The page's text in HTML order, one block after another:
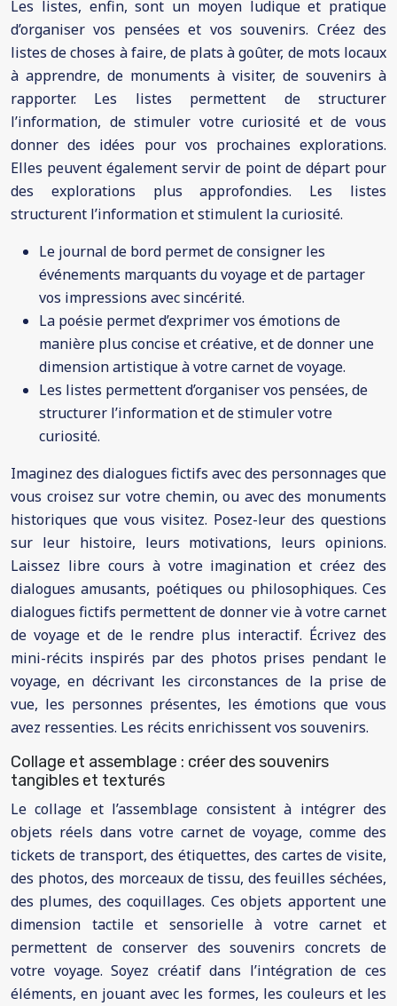
Les listes, enfin, sont un moyen ludique et pratique
d’organiser vos pensées et vos souvenirs. Créez des
listes de choses à faire, de plats à goûter, de mots locaux
à apprendre, de monuments à visiter, de souvenirs à
rapporter. Les listes permettent de structurer
l’information, de stimuler votre curiosité et de vous
donner des idées pour vos prochaines explorations.
Elles peuvent également servir de point de départ pour
des explorations plus approfondies. Les listes
structurent l’information et stimulent la curiosité.
Le journal de bord permet de consigner les
événements marquants du voyage et de partager
vos impressions avec sincérité.
La poésie permet d’exprimer vos émotions de
manière plus concise et créative, et de donner une
dimension artistique à votre carnet de voyage.
Les listes permettent d’organiser vos pensées, de
structurer l’information et de stimuler votre
curiosité.
Imaginez des dialogues fictifs avec des personnages que
vous croisez sur votre chemin, ou avec des monuments
historiques que vous visitez. Posez-leur des questions
sur leur histoire, leurs motivations, leurs opinions.
Laissez libre cours à votre imagination et créez des
dialogues amusants, poétiques ou philosophiques. Ces
dialogues fictifs permettent de donner vie à votre carnet
de voyage et de le rendre plus interactif. Écrivez des
mini-récits inspirés par des photos prises pendant le
voyage, en décrivant les circonstances de la prise de
vue, les personnes présentes, les émotions que vous
avez ressenties. Les récits enrichissent vos souvenirs.
Collage et assemblage : créer des souvenirs
tangibles et texturés
Le collage et l’assemblage consistent à intégrer des
objets réels dans votre carnet de voyage, comme des
tickets de transport, des étiquettes, des cartes de visite,
des photos, des morceaux de tissu, des feuilles séchées,
des plumes, des coquillages. Ces objets apportent une
dimension tactile et sensorielle à votre carnet et
permettent de conserver des souvenirs concrets de
votre voyage. Soyez créatif dans l’intégration de ces
éléments, en jouant avec les formes, les couleurs et les